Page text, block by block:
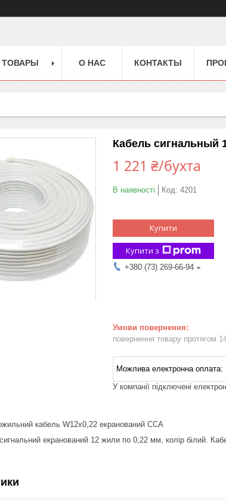
ТОВАРЫ О НАС КОНТАКТЫ
Кабель сигнальный
1 221 ₴/бухта
В наявності Код: 4201
Купити
Купити з
+380 (73) 269-66-94
повернення товару протягом
У компанії підключені
кабель W12x0,22 екранований CCA
екранований 12 жили по 0,22 мм, колір білий.